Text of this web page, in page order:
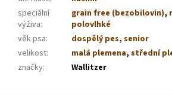
speciální
výživa:
grain free (bezobilovin),
polovlhké
věk psa: dospělý pes, senior
velikost: malá plemena, střední
značky: Wallitzer